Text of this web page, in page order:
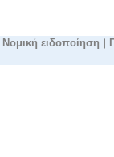
Νομική ειδοποίηση |